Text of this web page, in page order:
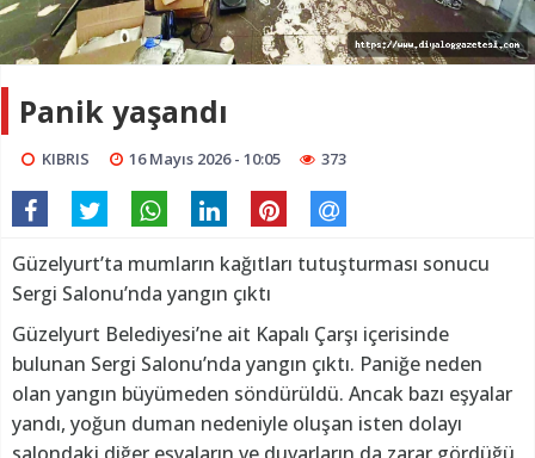
Panik yaşandı
KIBRIS 16 Mayıs 2026 - 10:05 373
Güzelyurt’ta mumların kağıtları tutuşturması sonucu
Sergi Salonu’nda yangın çıktı
Güzelyurt Belediyesi’ne ait Kapalı Çarşı içerisinde
bulunan Sergi Salonu’nda yangın çıktı. Paniğe neden
olan yangın büyümeden söndürüldü. Ancak bazı eşyalar
yandı, yoğun duman nedeniyle oluşan isten dolayı